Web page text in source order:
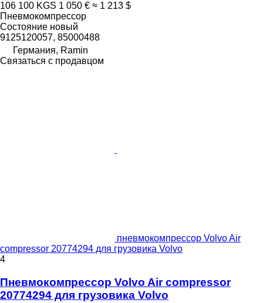
106 100 KGS 1 050 € ≈ 1 213 $
Пневмокомпрессор
Состояние новый
9125120057, 85000488
Германия, Ramin
Связаться с продавцом
пневмокомпрессор Volvo Air
compressor 20774294 для грузовика Volvo
4
Пневмокомпрессор Volvo Air compressor
20774294 для грузовика Volvo